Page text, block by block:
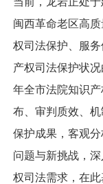
闽西革命老区高
权司法保护、服
产权司法保护状
年全市法院知识
布、审判质效、
保护成果，客观
问题与新挑战，
权司法需求，在